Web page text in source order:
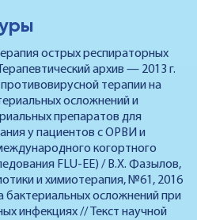
острых респираторных
архив — 2013 г.
терапии на
осложнений и
препаратов для
у пациентов с ОРВИ и
когортного
FLU-EE) / В.Х. Фазылов,
и химиотерапия, №61, 2016
осложнений при
инфекциях // Текст научной